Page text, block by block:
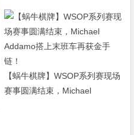
最佳选手！
【蜗牛棋牌】WSOP系列赛现场
赛事圆满结束，Michael